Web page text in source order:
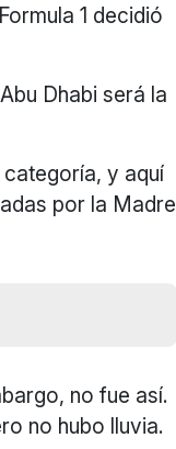
1 decidió
Dhabi será la
y aquí
por la Madre
no fue así.
no hubo lluvia.